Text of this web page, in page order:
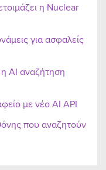
η Nuclear
για ασφαλείς
AI αναζήτηση
με νέο AI API
που αναζητούν